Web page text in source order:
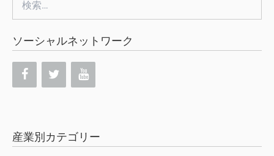
索:
ソーシャルネットワーク
産業別カテゴリー